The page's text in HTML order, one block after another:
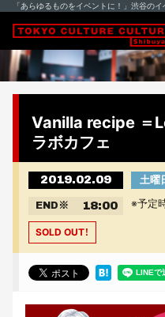
「あらゆるものをイベントに！」渋谷の
Vanilla recipe ＝
ラボカフェ
2019.02.09 土曜
END ※ 18:00 ※予定
SOLD OUT！